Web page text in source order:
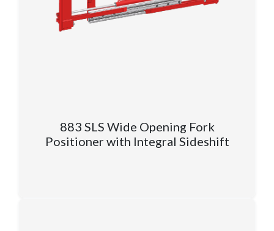
883 SLS Wide Opening Fork
Positioner with Integral Sideshift